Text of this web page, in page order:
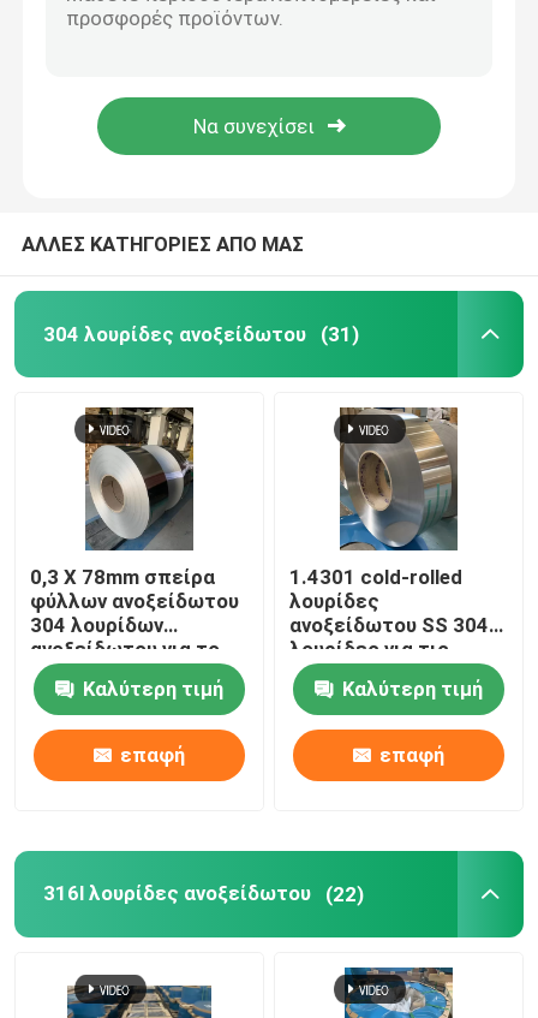
321 λουρίδα ανοξείδωτου
301 σπείρα ανοξείδωτου
Λουρίδα ανοξείδωτου ακρίβειας
Ρολό από ανοξείδωτο χάλυβα
Λωρίδα πηνίου από ανοξείδωτο χάλυβα
316Ti λουρίδα ανοξείδωτου
301 λουρίδα ανοξείδωτου
ΑΛΛΕΣ ΚΑΤΗΓΟΡΙΕΣ ΑΠΟ ΜΑΣ
304 λουρίδες ανοξείδωτου (31)
0,3 X 78mm σπείρα
φύλλων ανοξείδωτου
304 λουρίδων
ανοξείδωτου για το
ζαρωμένο σωλήνα
Καλύτερη τιμή
επαφή
1.4301 cold-rolled
λουρίδες
ανοξείδωτου SS 304
λουρίδες για τις
εύκαμπτες μάνικες
0.15mm X 47mm
Καλύτερη τιμή
επαφή
316l λουρίδες ανοξείδωτου (22)